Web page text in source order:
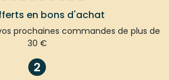
en bons d'achat
prochaines commandes de plus de
30 €
2